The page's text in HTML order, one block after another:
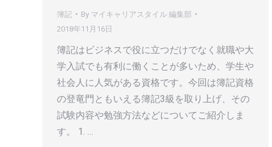
簿記 By マイキャリアスタイル 編集部
2018年11月16日
簿記はビジネスで役に立つだけでなく就職や大
学入試でも有利に働くことが多いため、学生や
社会人に人気がある資格です。今回は簿記資格
の登竜門ともいえる簿記3級を取り上げ、その
試験内容や勉強方法などについてご紹介しま
す。 1. …